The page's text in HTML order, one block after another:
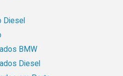
Diesel
BMW
Diesel